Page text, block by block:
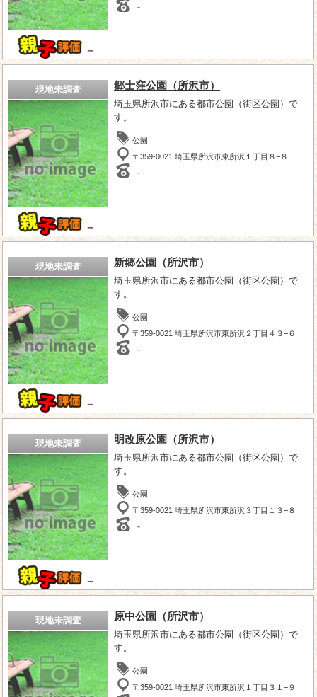
－
－
現地未調査
－
郷士窪公園（所沢市）
埼玉県所沢市にある都市公園（街区公園）で
す。
公園
〒359-0021 埼玉県所沢市東所沢１丁目８−８
－
現地未調査
－
新郷公園（所沢市）
埼玉県所沢市にある都市公園（街区公園）で
す。
公園
〒359-0021 埼玉県所沢市東所沢２丁目４３−６
－
現地未調査
－
明改原公園（所沢市）
埼玉県所沢市にある都市公園（街区公園）で
す。
公園
〒359-0021 埼玉県所沢市東所沢３丁目１３−８
－
現地未調査 原中公園（所沢市）
埼玉県所沢市にある都市公園（街区公園）で
す。
公園
〒359-0021 埼玉県所沢市東所沢１丁目３１−９